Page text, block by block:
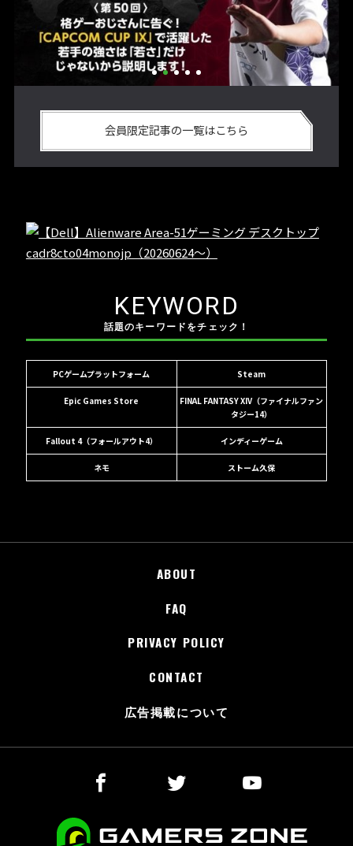
の強さは 「若さ」だけじゃないから説明します！【ストーム
久保のプロ格闘ゲーマーのゲンバから！ 第50回】
会員限定記事の一覧はこちら
KEYWORD
話題のキーワードをチェック！
PCゲームプラットフォーム Steam
Epic Games Store
FINAL FANTASY XIV（ファイナルファン
タジー14）
Fallout 4（フォールアウト4） インディーゲーム
ネモ ストーム久保
ABOUT
FAQ
PRIVACY POLICY
CONTACT
広告掲載について